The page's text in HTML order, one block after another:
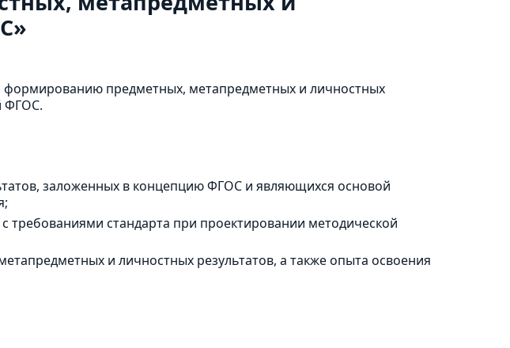
формированию предметных, метапредметных и личностных
ФГОС.
заложенных в концепцию ФГОС и являющихся основой
требованиями стандарта при проектировании методической
и личностных результатов, а также опыта освоения